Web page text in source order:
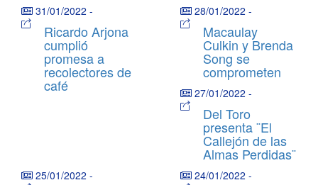
31/01/2022 -
Ricardo Arjona
cumplió
promesa a
recolectores de
café
28/01/2022 -
Macaulay
Culkin y Brenda
Song se
comprometen
27/01/2022 -
Del Toro
presenta ¨El
Callejón de las
Almas Perdidas¨
25/01/2022 - 24/01/2022 -